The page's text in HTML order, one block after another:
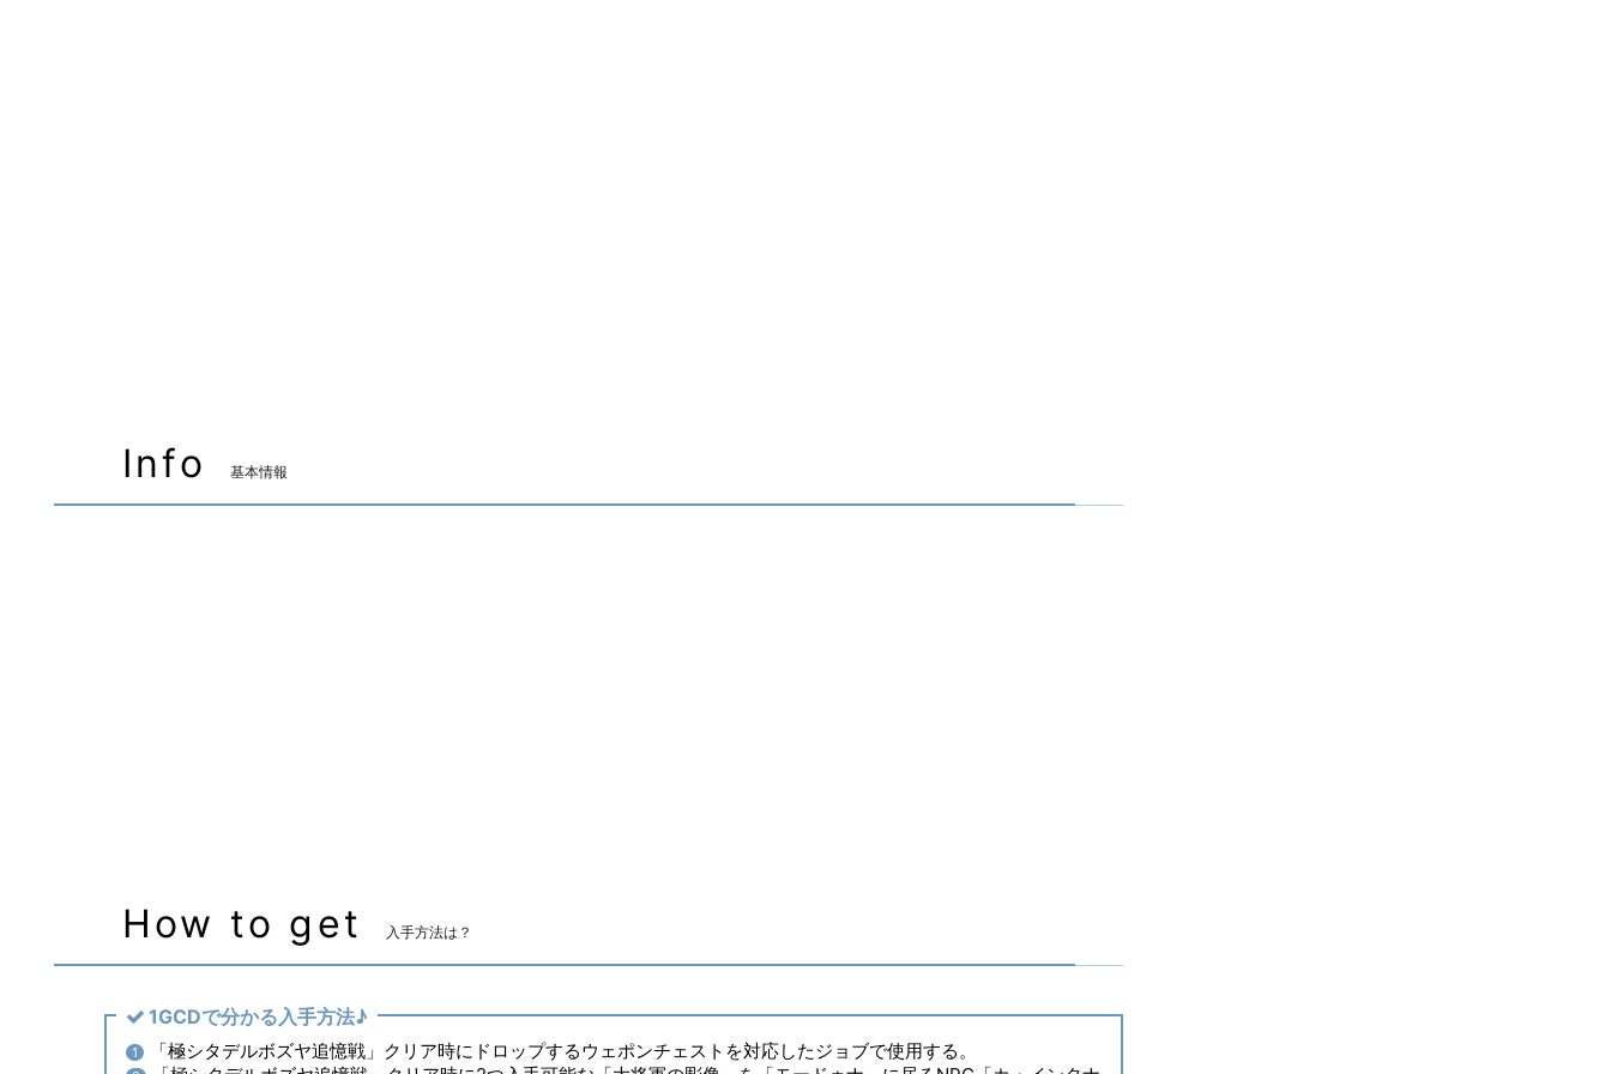
Info 基本情報
How to get 入手方法は？
1GCDで分かる入手方法♪
1 「極シタデルボズヤ追憶戦」クリア時にドロップするウェポンチェストを対応したジョブで使用する。